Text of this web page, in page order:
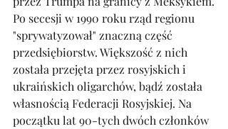
Po secesji w 1990 roku rząd regionu
"sprywatyzował" znaczną część
przedsiębiorstw. Większość z nich
została przejęta przez rosyjskich i
ukraińskich oligarchów, bądź została
własnością Federacji Rosyjskiej. Na
początku lat 90-tych dwóch członków